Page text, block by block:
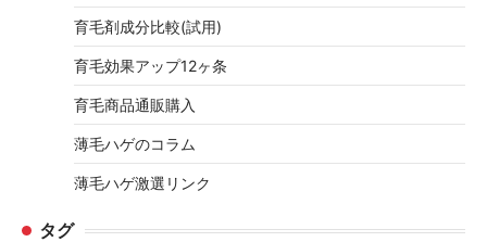
育毛剤成分比較(試用)
育毛効果アップ12ヶ条
育毛商品通販購入
薄毛ハゲのコラム
薄毛ハゲ激選リンク
タグ